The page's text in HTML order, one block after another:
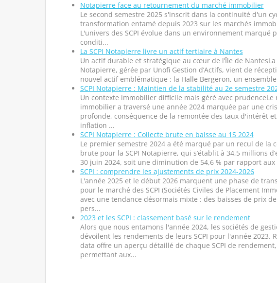
Notapierre face au retournement du marché immobilier
Le second semestre 2025 s'inscrit dans la continuité d'un
transformation entamé depuis 2023 sur les marchés
L'univers des SCPI évolue dans un environnement marqué
conditi...
La SCPI Notapierre livre un actif tertiaire à Nantes
Un actif durable et stratégique au cœur de l’Île de NantesLa
Notapierre, gérée par Unofi Gestion d’Actifs, vient de
nouvel actif emblématique : la Halle Bergeron, un
SCPI Notapierre : Maintien de la stabilité au 2e semestre
Un contexte immobilier difficile mais géré avec prudenceLe
immobilier a traversé une année 2024 marquée par une
profonde, conséquence de la remontée des taux d'intérêt
inflation ...
SCPI Notapierre : Collecte brute en baisse au 1S 2024
Le premier semestre 2024 a été marqué par un recul de la
brute pour la SCPI Notapierre, qui s’établit à 34,5 millions
30 juin 2024, soit une diminution de 54,6 % par rapport aux
SCPI : comprendre les ajustements de prix 2024-2026
L'année 2025 et le début 2026 marquent une phase de
pour le marché des SCPI (Sociétés Civiles de Placement
avec une tendance désormais mixte : des baisses de prix
pers...
2023 et les SCPI : classement basé sur le rendement
Alors que nous entamons l'année 2024, les sociétés de
dévoilent les rendements de leurs SCPI pour l'année 2023.
data offre un aperçu détaillé de chaque SCPI de rendement,
permettant aux...